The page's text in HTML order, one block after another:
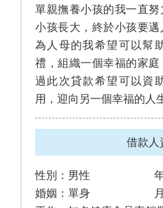
單親撫養小孩的我一直
小孩長大，終於小孩要邁
為人母的我希望可以幫
禮，組織一個幸福的家
過此次貸款希望可以資
用，迎向另一個幸福的人
借款人
性別：男性
婚姻：單身